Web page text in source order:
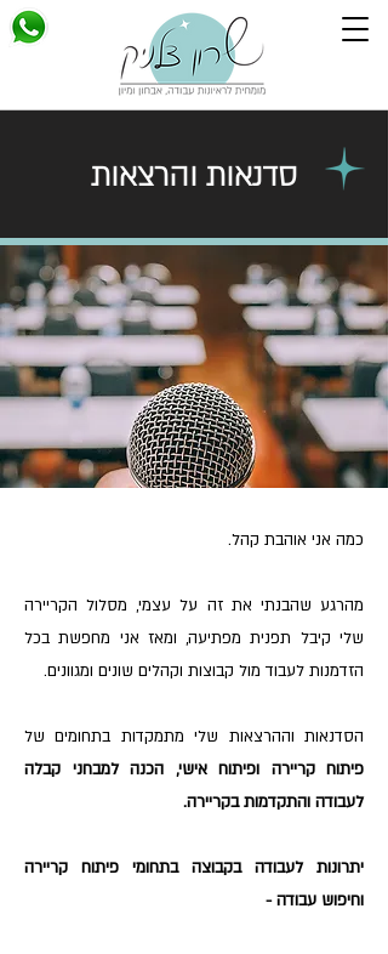
סדנאות והרצאות
כמה אני אוהבת קהל.
מהרגע שהבנתי את זה על עצמי, מסלול הקריירה
שלי קיבל תפנית מפתיעה, ומאז אני מחפשת בכל
הזדמנות לעבוד מול קבוצות וקהלים שונים ומגוונים.
הסדנאות וההרצאות שלי מתמקדות בתחומים של
פיתוח קריירה ופיתוח אישי, הכנה למבחני קבלה
לעבודה והתקדמות בקריירה.
יתרונות לעבודה בקבוצה בתחומי פיתוח קריירה
וחיפוש עבודה -